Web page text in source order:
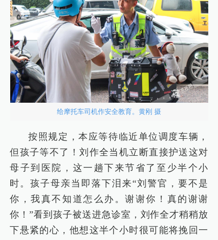
给摩托车司机作安全教育。黄刚 摄
按照规定，本应等待临近单位调度车辆，
但孩子等不了！刘作全当机立断直接护送这对
母子到医院，这一趟下来节省了至少半个小
时。孩子母亲当即落下泪来“刘警官，要不是
你，我真不知道怎么办。谢谢你！真的谢谢
你！”看到孩子被送进急诊室，刘作全才稍稍放
下悬紧的心，他想这半个小时很可能将挽回一